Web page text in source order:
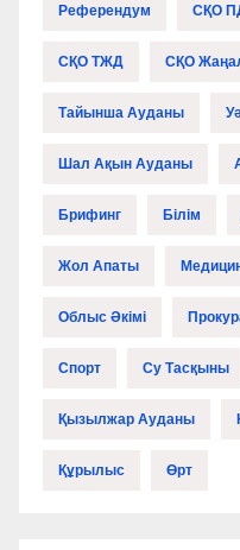
Референдум СҚО
СҚО ТЖД СҚО
Тайынша Ауданы
Шал Ақын Ауданы
Брифинг Білім
Жол Апаты
Облыс Әкімі
Спорт Су Тасқыны
Қызылжар Ауданы
Құрылыс Өрт